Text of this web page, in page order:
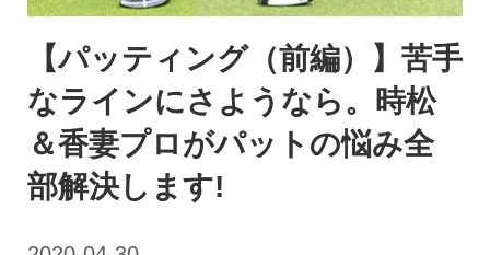
【パッティング（前編）】苦手
なラインにさようなら。時松
＆香妻プロがパットの悩み全
部解決します!